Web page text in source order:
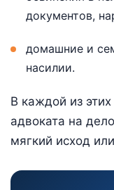
документов,
домашние и
насилии.
В каждой из
адвоката на
мягкий исход